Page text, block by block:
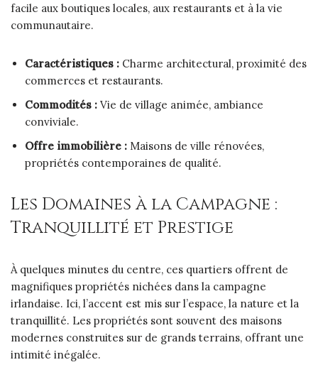
facile aux boutiques locales, aux restaurants et à la vie
communautaire.
Caractéristiques : Charme architectural, proximité des
commerces et restaurants.
Commodités : Vie de village animée, ambiance
conviviale.
Offre immobilière : Maisons de ville rénovées,
propriétés contemporaines de qualité.
Les Domaines à la Campagne :
Tranquillité et Prestige
À quelques minutes du centre, ces quartiers offrent de
magnifiques propriétés nichées dans la campagne
irlandaise. Ici, l’accent est mis sur l’espace, la nature et la
tranquillité. Les propriétés sont souvent des maisons
modernes construites sur de grands terrains, offrant une
intimité inégalée.